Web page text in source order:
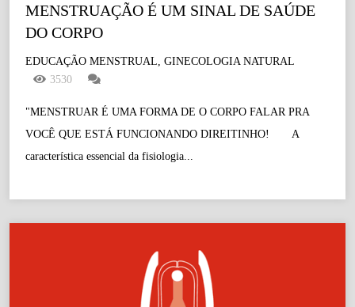
MENSTRUAÇÃO É UM SINAL DE SAÚDE
DO CORPO
EDUCAÇÃO MENSTRUAL, GINECOLOGIA NATURAL
3530
"MENSTRUAR É UMA FORMA DE O CORPO FALAR PRA
VOCÊ QUE ESTÁ FUNCIONANDO DIREITINHO! A
característica essencial da fisiologia...